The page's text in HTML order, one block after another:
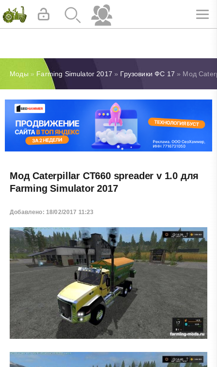
Моды » Farming Simulator 2017 » Грузовики ФС 17 » Мод
Мод Caterpillar CT660 spreader v 1.0 для
Farming Simulator 2017
Добавлено: 18/02/2017 11:23